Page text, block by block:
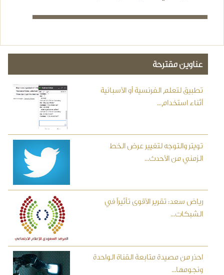
عناوين مقترحة
تطبيق لتعلم الفرنسية أو الأسبانية
أثناء استخدام...
تويتر والتوجه لتغيير عرض الخط
الزمني من الأحدث...
رياض سعد: تقرير الأقوى تأثيراً في
الشبكات...
احذر من مصيدة متابعة القناة الواحدة
ونجومها...